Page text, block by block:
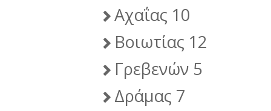
Αχαΐας 10
Βοιωτίας 12
Γρεβενών 5
Δράμας 7